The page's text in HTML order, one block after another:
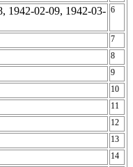
1942-02-09, 1942-03- 6
7
8
9
10
11
12
13
14